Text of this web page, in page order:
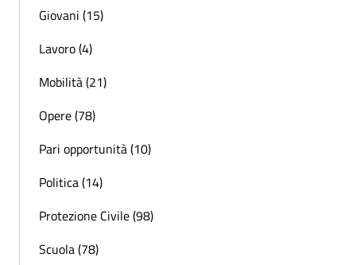
Giovani (15)
Lavoro (4)
Mobilità (21)
Opere (78)
Pari opportunità (10)
Politica (14)
Protezione Civile (98)
Scuola (78)